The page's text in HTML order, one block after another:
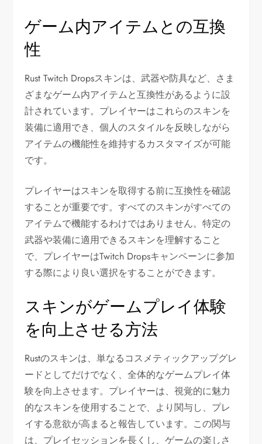
ゲーム内アイテムとの互換
性
Rust Twitch Dropsスキンは、武器や防具など、さま
ざまなゲーム内アイテムと互換性があるように設
計されています。プレイヤーはこれらのスキンを
装備に適用でき、個人のスタイルを反映しながら
アイテムの機能性を維持するカスタマイズが可能
です。
プレイヤーはスキンを取得する前に互換性を確認
することが重要です。すべてのスキンがすべての
アイテムで機能するわけではありません。特定の
武器や装備に適用できるスキンを理解すること
で、プレイヤーはTwitch Dropsキャンペーンに参加
する際により良い選択をすることができます。
スキンがゲームプレイ体験
を向上させる方法
Rustのスキンは、単なるコスメティックアップグレ
ードとしてだけでなく、全体的なゲームプレイ体
験を向上させます。プレイヤーは、視覚的に魅力
的なスキンを使用することで、より関与し、プレ
イする意欲が高まると報告しています。この関与
は、プレイセッションを長くし、ゲームの楽しさ